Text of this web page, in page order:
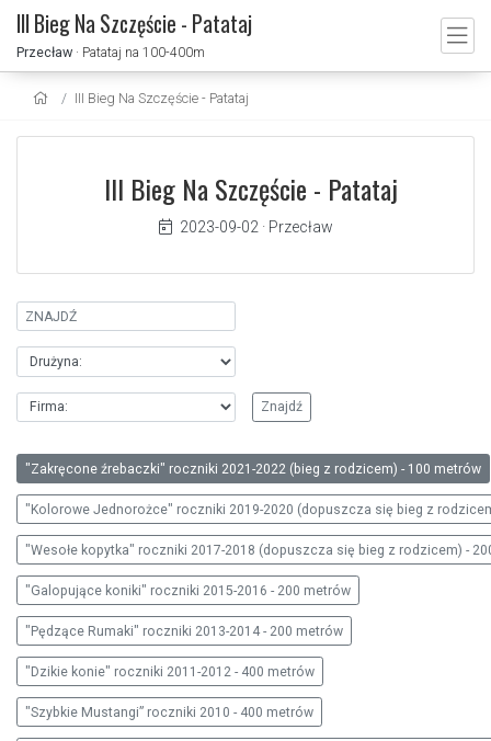
III Bieg Na Szczęście - Patataj
Przecław · Patataj na 100-400m
III Bieg Na Szczęście - Patataj
III Bieg Na Szczęście - Patataj
2023-09-02 · Przecław
"Zakręcone źrebaczki" roczniki 2021-2022 (bieg z rodzicem) - 100 metrów
"Kolorowe Jednorożce" roczniki 2019-2020 (dopuszcza się bieg z
"Wesołe kopytka" roczniki 2017-2018 (dopuszcza się bieg z rodzicem) -
"Galopujące koniki" roczniki 2015-2016 - 200 metrów
"Pędzące Rumaki" roczniki 2013-2014 - 200 metrów
"Dzikie konie" roczniki 2011-2012 - 400 metrów
"Szybkie Mustangi” roczniki 2010 - 400 metrów